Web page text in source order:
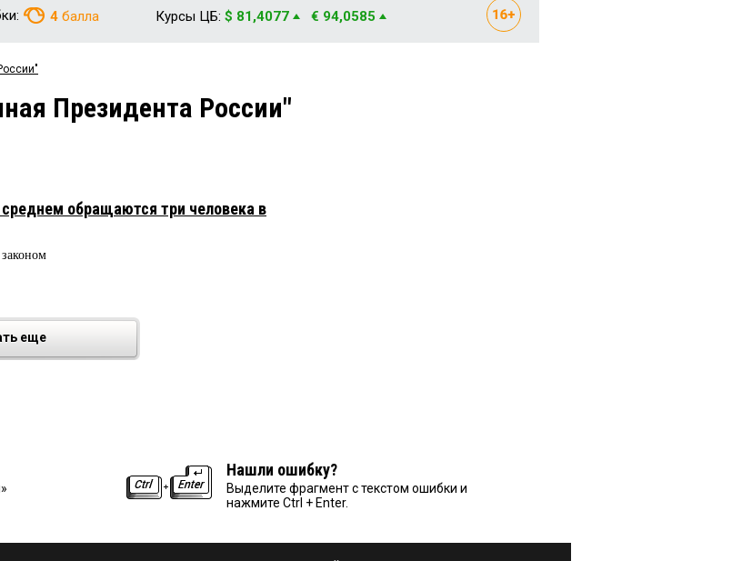
4 балла Курсы ЦБ: $ 81,4077 € 94,0585
Президента России"
обращаются три человека в
еще
Нашли ошибку?
Выделите фрагмент с текстом ошибки и
нажмите Ctrl + Enter.